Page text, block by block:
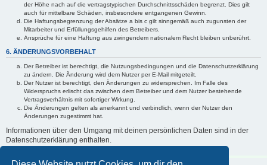
der Höhe nach auf die vertragstypischen Durchschnittsschäden begrenzt. Dies gilt
auch für mittelbare Schäden, insbesondere entgangenen Gewinn.
Die Haftungsbegrenzung der Absätze a bis c gilt sinngemäß auch zugunsten der
Mitarbeiter und Erfüllungsgehilfen des Betreibers.
Ansprüche für eine Haftung aus zwingendem nationalem Recht bleiben unberührt.
6. ÄNDERUNGSVORBEHALT
Der Betreiber ist berechtigt, die Nutzungsbedingungen und die Datenschutzerklärung
zu ändern. Die Änderung wird dem Nutzer per E-Mail mitgeteilt.
Der Nutzer ist berechtigt, den Änderungen zu widersprechen. Im Falle des
Widerspruchs erlischt das zwischen dem Betreiber und dem Nutzer bestehende
Vertragsverhältnis mit sofortiger Wirkung.
Die Änderungen gelten als anerkannt und verbindlich, wenn der Nutzer den
Änderungen zugestimmt hat.
Informationen über den Umgang mit deinen persönlichen Daten sind in der
Datenschutzerklärung enthalten.